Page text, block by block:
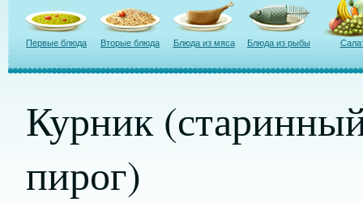
Первые блюда Вторые блюда Блюда из мяса Блюда из рыбы
Курник
пирог)